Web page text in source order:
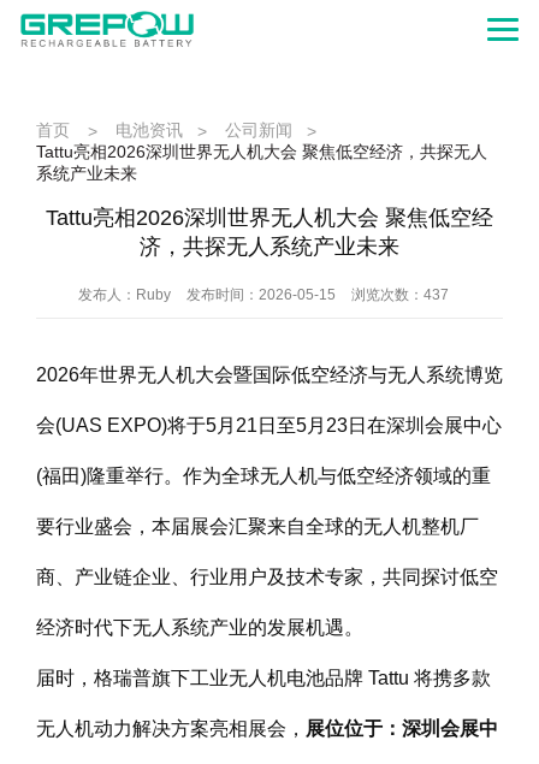
首页 > 电池资讯 > 公司新闻
>
Tattu亮相2026深圳世界无人机大会 聚焦低空经济，共探无人
系统产业未来
Tattu亮相2026深圳世界无人机大会 聚焦低空经
济，共探无人系统产业未来
发布人：Ruby 发布时间：2026-05-15 浏览次数：437
2026年世界无人机大会暨国际低空经济与无人系统博览
会(UAS EXPO)将于5月21日至5月23日在深圳会展中心
(福田)隆重举行。作为全球无人机与低空经济领域的重
要行业盛会，本届展会汇聚来自全球的无人机整机厂
商、产业链企业、行业用户及技术专家，共同探讨低空
经济时代下无人系统产业的发展机遇。
届时，格瑞普旗下工业无人机电池品牌 Tattu 将携多款
无人机动力解决方案亮相展会， 展位位于：深圳会展中